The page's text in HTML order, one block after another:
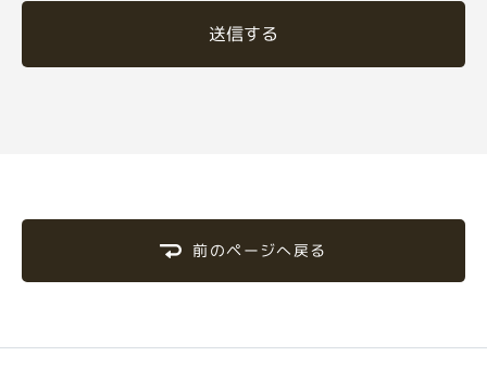
送信する
前のページへ戻る